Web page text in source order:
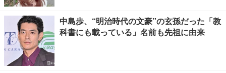
中島歩、“明治時代の文豪”の玄孫だった「教
科書にも載っている」名前も先祖に由来